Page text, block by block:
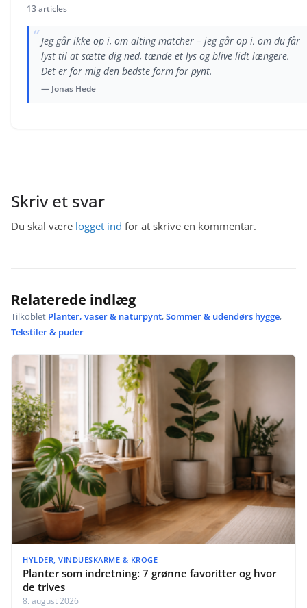
13 articles
“Jeg går ikke op i, om alting matcher – jeg går op i, om du får
lyst til at sætte dig ned, tænde et lys og blive lidt længere.
Det er for mig den bedste form for pynt.
— Jonas Hede
Skriv et svar
Du skal være logget ind for at skrive en kommentar.
Relaterede indlæg
Tilkoblet Planter, vaser & naturpynt,Sommer & udendørs hygge,
Tekstiler & puder
HYLDER, VINDUESKARME & KROGE
Planter som indretning: 7 grønne favoritter og hvor
de trives
8. august 2026